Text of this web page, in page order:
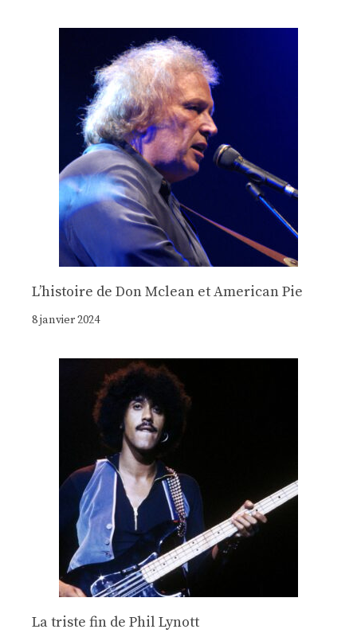
Lʼhistoire de Don Mclean et American Pie
8 janvier 2024
La triste fin de Phil Lynott